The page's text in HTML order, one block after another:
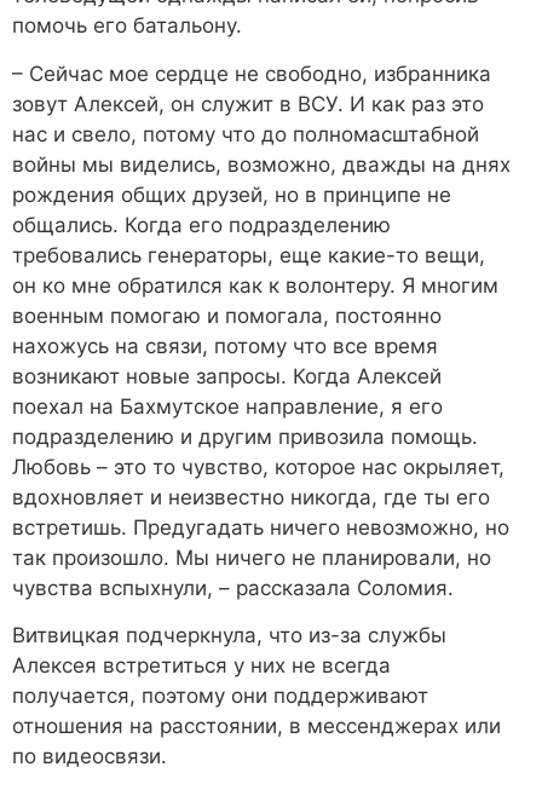
помочь его батальону.
– Сейчас мое сердце не свободно, избранника
зовут Алексей, он служит в ВСУ. И как раз это
нас и свело, потому что до полномасштабной
войны мы виделись, возможно, дважды на днях
рождения общих друзей, но в принципе не
общались. Когда его подразделению
требовались генераторы, еще какие-то вещи,
он ко мне обратился как к волонтеру. Я многим
военным помогаю и помогала, постоянно
нахожусь на связи, потому что все время
возникают новые запросы. Когда Алексей
поехал на Бахмутское направление, я его
подразделению и другим привозила помощь.
Любовь – это то чувство, которое нас окрыляет,
вдохновляет и неизвестно никогда, где ты его
встретишь. Предугадать ничего невозможно, но
так произошло. Мы ничего не планировали, но
чувства вспыхнули, – рассказала Соломия.
Витвицкая подчеркнула, что из-за службы
Алексея встретиться у них не всегда
получается, поэтому они поддерживают
отношения на расстоянии, в мессенджерах или
по видеосвязи.